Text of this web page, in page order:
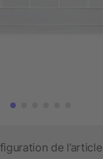
de l’article